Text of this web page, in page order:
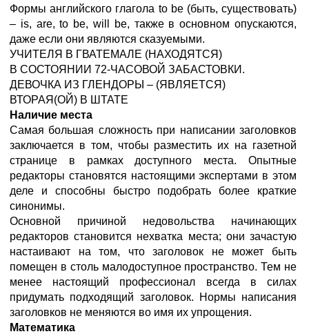
Формы английского глагола to be (быть, существовать)
– is, are, to be, will be, также в основном опускаются,
даже если они являются сказуемыми.
УЧИТЕЛЯ В ГВАТЕМАЛЕ (НАХОДЯТСЯ)
В СОСТОЯНИИ 72-ЧАСОВОЙ ЗАБАСТОВКИ.
ДЕВОЧКА ИЗ ГЛЕНДОРЫ – (ЯВЛЯЕТСЯ)
ВТОРАЯ(ОЙ) В ШТАТЕ
Наличие места
Самая большая сложность при написании заголовков
заключается в том, чтобы разместить их на газетной
странице в рамках доступного места. Опытные
редакторы становятся настоящими экспертами в этом
деле и способны быстро подобрать более краткие
синонимы.
Основной причиной недовольства начинающих
редакторов становится нехватка места; они зачастую
настаивают на том, что заголовок не может быть
помещен в столь малодоступное пространство. Тем не
менее настоящий профессионал всегда в силах
придумать подходящий заголовок. Нормы написания
заголовков не меняются во имя их упрощения.
Математика